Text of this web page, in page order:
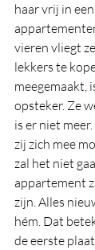
haar vrij in
vieren vliegt
lekkers te
meegemaakt,
opsteker. Ze
is er niet
zij zich mee
zal het niet
appartement
zijn. Alles
hém. Dat
de eerste